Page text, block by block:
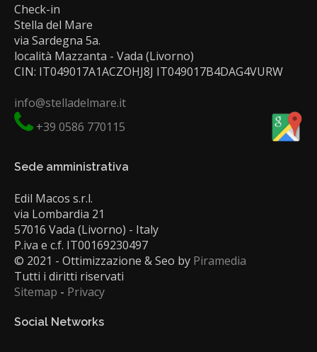
Check-in
Stella del Mare
via Sardegna 5a.
località Mazzanta - Vada (Livorno)
CIN: IT049017A1ACZOHJ8J IT049017B4DAG4VURW
info@stelladelmare.it
+39 0586 770115
Sede amministrativa
Edil Macos s.r.l.
via Lombardia 21
57016 Vada (Livorno) - Italy
P.iva e c.f. IT00169230497
© 2021 - Ottimizzazione & Seo by Piramedia
Tutti i diritti riservati
Sitemap - Privacy
Social Networks